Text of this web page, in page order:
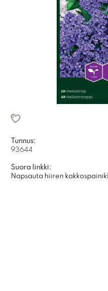
Tunnus:
93644
Suora linkki:
Napsauta hiiren